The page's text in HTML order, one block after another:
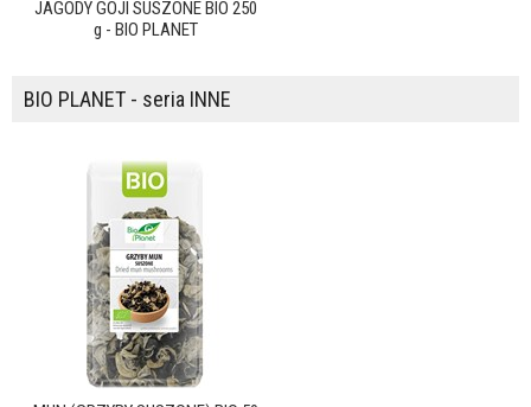
JAGODY GOJI SUSZONE BIO 250
g - BIO PLANET
BIO PLANET - seria INNE